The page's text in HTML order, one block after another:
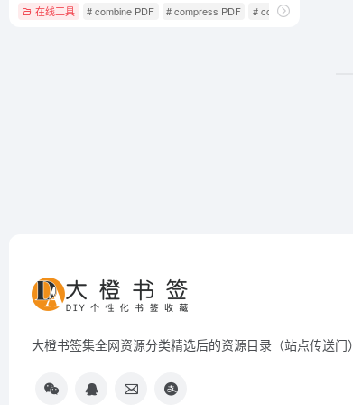
在线工具 # combine PDF # compress PDF # convert PDF
大橙书签集全网资源分类精选后的资源目录（站点传送门）